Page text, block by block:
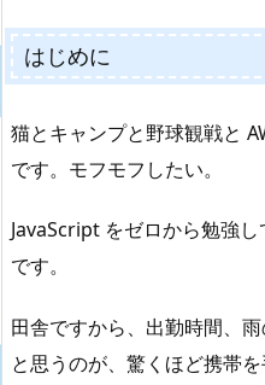
はじめに
猫とキャンプと野球観戦と
です。モフモフしたい。
JavaScript をゼロから勉強
です。
田舎ですから、出勤時間、
と思うのが、驚くほど携帯